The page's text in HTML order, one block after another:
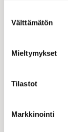
valinta
Välttämätön
Mieltymykset
Tilastot
Markkinointi